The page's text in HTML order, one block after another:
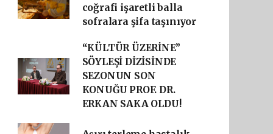
coğrafi işaretli balla
sofralara şifa taşınıyor
“KÜLTÜR ÜZERİNE”
SÖYLEŞİ DİZİSİNDE
SEZONUN SON
KONUĞU PROF. DR.
ERKAN SAKA OLDU!